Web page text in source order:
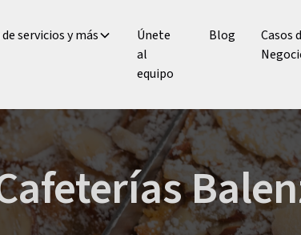
servicios y más
Únete
al
equipo
Blog
Casos